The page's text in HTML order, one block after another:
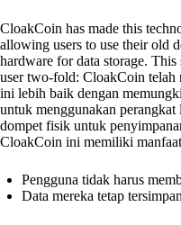
CloakCoin has made this
allowing users to use their old
hardware for data storage.
user two-fold: CloakCoin telah
ini lebih baik dengan
untuk menggunakan perangkat
dompet fisik untuk
CloakCoin ini memiliki
Pengguna tidak harus
Data mereka tetap